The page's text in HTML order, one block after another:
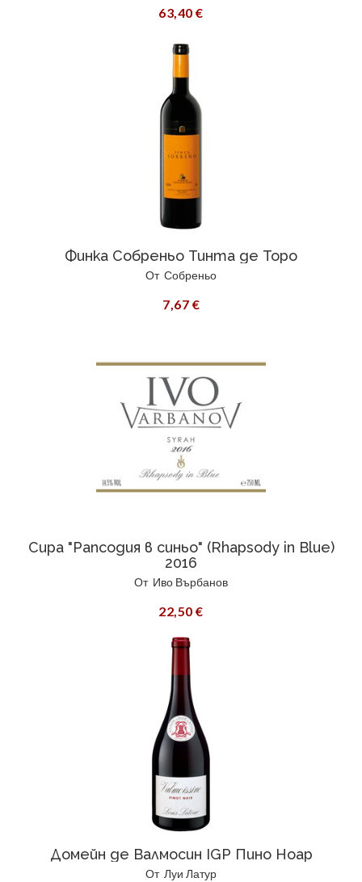
63,40 €
Финка Собреньо Тинта де Торо
От Собреньо
7,67 €
Сира "Рапсодия в синьо" (Rhapsody in Blue)
2016
От Иво Върбанов
22,50 €
Домейн де Валмосин IGP Пино Ноар
От Луи Латур